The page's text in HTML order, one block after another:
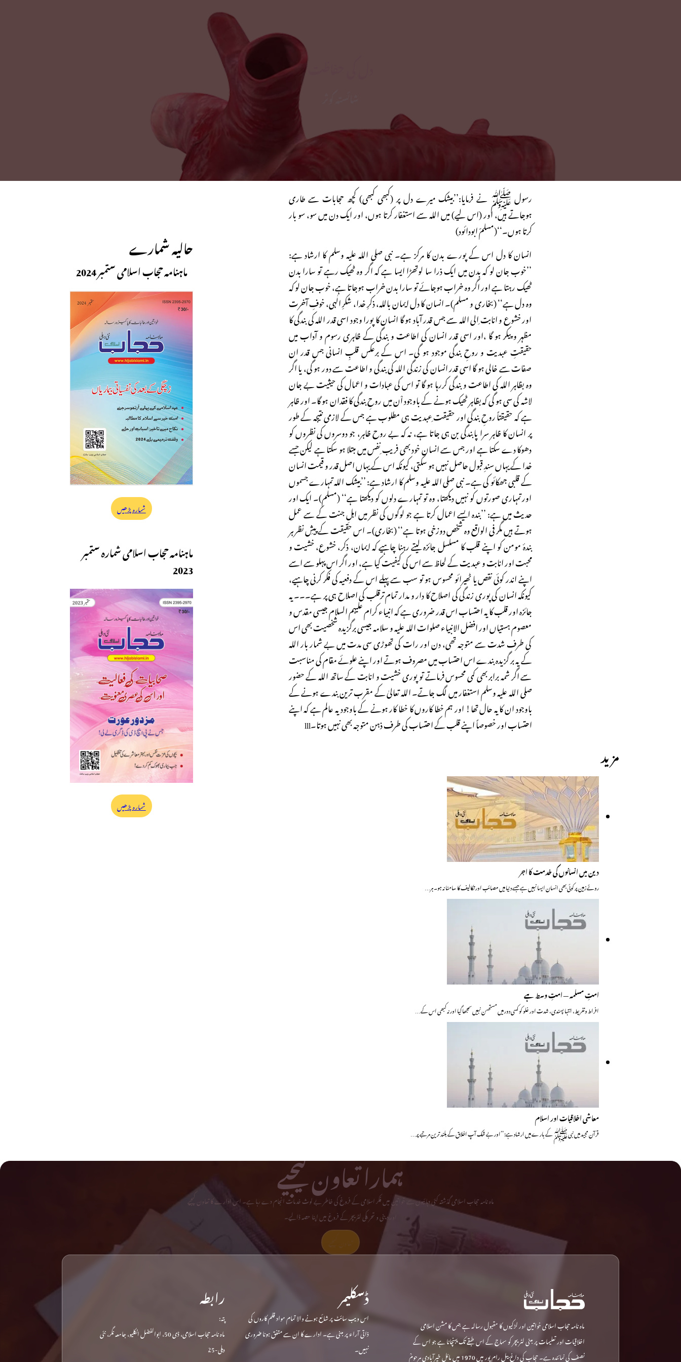
دل کی حفاظت
رسول ﷺ نے فرمایا:’’بیشک میرے دل پر (کبھی کبھی) کچھ حجابات سے طاری
ہوجاتے ہیں، اور (اس لیے) میں اللہ سے استغفار کرتا ہوں، اور ایک دن میں سو، سو بار
کرتا ہوں۔‘‘(مسلمّ ابودائود)
انسان کا دل اس کے پورے بدن کا مرکز ہے۔ نبی صلی اللہ علیہ وسلم کا ارشاد ہے:
’’خوب جان لو کہ بدن میں ایک ذرا سا لوتھڑا ایسا ہے کہ اگر وہ ٹھیک رہے تو سارا بدن
ٹھیک رہتا ہے اور اگر وہ خراب ہوجائے تو سارا بدن خراب ہوجاتا ہے، خوب جان لو کہ
وہ دل ہے‘‘ (بخاری و مسلم)۔ انسان کا دل ایمان باللہ، ذکرِ خدا، شکرِ الٰہی، خوفِ آخرت
اور خشوع و انابت ِالی اللہ سے جس قدر آباد ہو گا انسان کا پورا وجود اسی قدر اللہ کی بندگی کا
مظہر و پیکر ہو گا ،اور اسی قدر انسان کی اطاعت و بندگی کے ظاہری رسوم و آداب میں
حقیقتِ عبدیت و روحِ بندگی موجود ہو گی۔ اس کے برعکس قلبِ انسانی جس قدر ان
صفات سے خالی ہو گا اسی قدر انسان کی زندگی اللہ کی بندگی و اطاعت سے دور ہو گی، یا اگر
وہ بظاہر اللہ کی اطاعت و بندگی کررہا ہو گا تو اس کی عبادات و اعمال کی حیثیت بے جان
لاشہ کی سی ہو گی کہ بظاہر ٹھیک ہونے کے باوجود اْن میں روحِ بندگی کا فقدان ہو گا۔ اور ظاہر
ہے کہ حقیقتاً روحِ بندگی اور حقیقت ِعبدیت ہی مطلوب ہے جس کے لازمی نتیجہ کے طور
پر انسان کا ظاہر سرا پابندگی بن ہی جاتا ہے، نہ کہ بے روح ظاہر، جو دوسروں کی نظروں کو
دھوکا دے سکتا ہے اور جس سے انسان خود بھی فریب ِنفس میں مبتلا ہو سکتا ہے لیکن جسے
خدا کے یہاں سندِ قبول حاصل نہیں ہو سکتی، کیونکہ اس کے یہاں اصل قدر و قیمت انسان
کے قلبی جھکائو کی ہے۔ نبی صلی اللہ علیہ وسلم کا ارشاد ہے: ’’بیشک اللہ تمہارے جسموں
اور تمہاری صورتوں کو نہیں دیکھتا، وہ تو تمہارے دلوں کو دیکھتا ہے‘‘ (مسلم)۔ ایک اور
حدیث میں ہے: ’’بندہ ایسے اعمال کرتا ہے جو لوگوں کی نظر میں اہلِ جنت کے سے عمل
ہوتے ہیں مگر فی الواقع وہ شخص دوزخی ہوتا ہے‘‘ (بخاری)۔ اس حقیقت کے پیشِ نظر ہر
بندۂ مومن کو اپنے قلب کا مسلسل جائزہ لیتے رہنا چاہیے کہ ایمان، ذکر، خشوع، خشیت و
محبت اور انابت و عبدیت کے لحاظ سے اس کی کیفیت کیا ہے، اور اگر اس پہلو سے اسے
اپنے اندر کوئی نقص یا ٹھیرائو محسوس ہو تو سب سے پہلے اس کے دفعیہ کی فکر کرنی چاہیے،
کیونکہ انسان کی پوری زندگی کی اصلاح کا دار و مدار تمام ترقلب کی اصلاح ہی پر ہے۔۔۔ یہ
جائزہ اور قلب کا یہ احتساب اس قدر ضروری ہے کہ انبیاء کرام علیہم السلام جیسی مقدس و
معصوم ہستیاں اور افضل الانبیاء صلوات اللہ علیہ و سلامہ جیسی برگزیدہ شخصیت بھی اس
کی طرف شدت سے متوجہ تھی، دن اور رات کی تھوڑی سی مدت میں بے شمار بار اللہ
کے یہ بر گزیدہ بندے اس احتساب میں مصروف ہوتے اور اپنے علوئے مقام کی مناسبت
سے اگر شمہ برابر بھی کمی محسوس فرماتے تو پوری خشیت و انابت کے ساتھ اللہ کے حضور
صلی اللہ علیہ وسلم استغفار میں لگ جاتے۔ اللہ تعالیٰ کے مقرب ترین بندے ہونے کے
باوجود ان کا یہ حال تھا! اور ہم خطا کاروں کا خطا کار ہونے کے باوجود یہ عالم ہے کہ اپنے
احتساب اور خصوصاً اپنے قلب کے احتساب کی طرف ذہن متوجہ بھی نہیں ہوتا۔lll
مزید
دین میں انسانوں کی خدمت کا اجر
روئے زمین پر کوئی بھی انسان ایسا نہیں ہے جسے دنیا میں مصائب اور تکالیف کا سامنا نہ ہو۔ ہر…
امتِ مسلمہ — امتِ وسط ہے
افراط وتفریط، انتہا پسندی، شدت اور غلو کو کسی دور میں مستحسن نہیں سمجھا گیا اور نہ کبھی اس کے…
معاشی اخلاقیات اور اسلام
قرآن مجید میں نبی ﷺ کے بارے میں ارشاد ہے: ’’اور بے شک آپ اخلاق کے بلند ترین مرتبے پر…
حالیہ شمارے
ماہنامہ حجاب اسلامی ستمبر 2024
شمارہ پڑھیں
ماہنامہ حجاب اسلامی شمارہ ستمبر
2023
شمارہ پڑھیں
ہمارا تعاون کیجیے
ماہ نامہ حجاب اسلامی گذشتہ کئی دہائیوں سے خواتین میں فکر اسلامی کے فروغ کی خاطر بے لوث خدمات انجام دے رہا ہے۔ اس ادارے کا تعاون کیجیے
اور دینی و تحریکی لٹریچر کے فروغ میں اپنا حصہ ڈالیے۔
ماہ نامہ حجاب اسلامی خواتین اور لڑکیوں کا مقبول رسالہ ہے جس کا مشن اسلامی
اخلاقیات اور تعلیمات پر مبنی لٹریچر کو سماج کے اس طبقے تک پہنچانا ہے جو اس کے
نصف کی نمائندہ ہے۔ حجاب کی داغ بیل رام پور میں 1970 میں مائل خیرآبادی مرحومؒ
ڈسکلیمر
اس ویب سائٹ پر شائع ہونے والا تمام مواد قلم کاروں کی
ذاتی آراء پر مبنی ہے۔ ادارے کا ان سے متفق ہونا ضروری
نہیں۔
رابطہ
پتہ:
ماہ نامہ حجاب اسلامی، ڈی 50، ابوالفضل انکلیو، جامعہ نگر، نئی
دہلی-25